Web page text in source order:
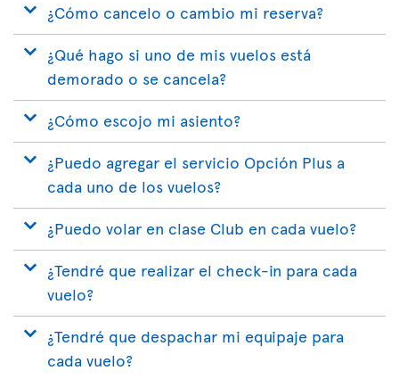
¿Cómo cancelo o cambio mi reserva?
¿Qué hago si uno de mis vuelos está
demorado o se cancela?
¿Cómo escojo mi asiento?
¿Puedo agregar el servicio Opción Plus a
cada uno de los vuelos?
¿Puedo volar en clase Club en cada vuelo?
¿Tendré que realizar el check-in para cada
vuelo?
¿Tendré que despachar mi equipaje para
cada vuelo?